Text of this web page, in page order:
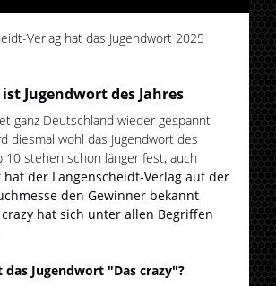
Verlag hat das Jugendwort 2025
ist Jugendwort des Jahres
ganz Deutschland wieder gespannt
diesmal wohl das Jugendwort des
10 stehen schon länger fest, auch
hat der Langenscheidt-Verlag auf der
den Gewinner bekannt
crazy hat sich unter allen Begriffen
das Jugendwort "Das crazy"?